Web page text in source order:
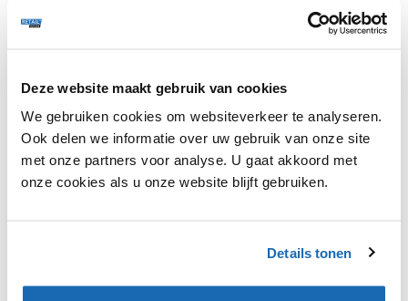
Deze website maakt gebruik van cookies
We gebruiken cookies om websiteverkeer te analyseren.
Ook delen we informatie over uw gebruik van onze site
met onze partners voor analyse. U gaat akkoord met
onze cookies als u onze website blijft gebruiken.
Details tonen
HOE BLIJF JE RELEVANT ALS FYSIEKE RETAILER?
RETAIL OUTLOOK 17 DECEMBER 2021 220